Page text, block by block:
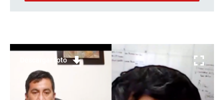
Descargar foto